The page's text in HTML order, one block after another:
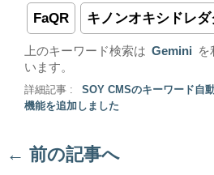
FaQR キノンオキシドレ
上のキーワード検索は Gemini
を
います。
詳細記事 :
SOY CMSのキーワード自
機能を追加しました
← 前の記事へ